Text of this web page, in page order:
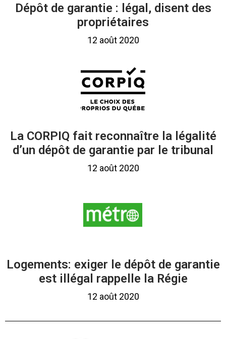
Dépôt de garantie : légal, disent des
propriétaires
12 août 2020
La CORPIQ fait reconnaître la légalité
d’un dépôt de garantie par le tribunal
12 août 2020
Logements: exiger le dépôt de garantie
est illégal rappelle la Régie
12 août 2020